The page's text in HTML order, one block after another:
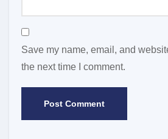
Save my name, email, and
the next time I comment.